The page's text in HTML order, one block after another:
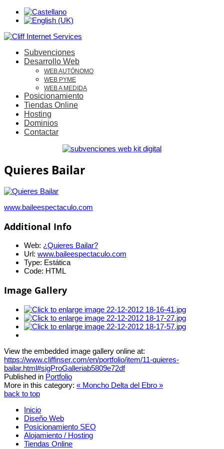
Subvenciones
Desarrollo Web
WEB AUTÓNOMO
WEB PYME
WEB A MEDIDA
Posicionamiento
Tiendas Online
Hosting
Dominios
Contactar
Quieres Bailar
www.baileespectaculo.com
Additional Info
Web: ¿Quieres Bailar?
Url: www.baileespectaculo.com
Type: Estática
Code: HTML
Image Gallery
View the embedded image gallery online at:
https://www.cliffinser.com/en/portfolio/item/11-quieres-
bailar.html#sigProGalleriab5809e72df
Published in Portfolio
More in this category: « Moncho Delta del Ebro »
back to top
Inicio
Diseño Web
Posicionamiento SEO
Alojamiento / Hosting
Tiendas Online